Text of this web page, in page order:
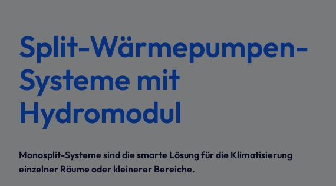
Split-Wärmepumpen-
Systeme mit
Hydromodul
Monosplit-Systeme sind die smarte Lösung für die Klimatisierung
einzelner Räume oder kleinerer Bereiche.